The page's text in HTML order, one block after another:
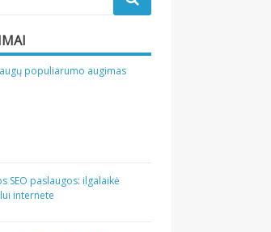
populiarumo augimas
SEO paslaugos: ilgalaikė
internete